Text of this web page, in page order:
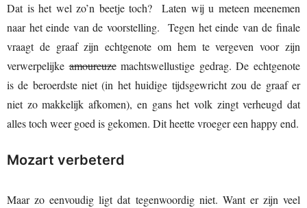
Dat is het wel zo’n beetje toch? Laten wij u meteen meenemen
naar het einde van de voorstelling. Tegen het einde van de finale
vraagt de graaf zijn echtgenote om hem te vergeven voor zijn
verwerpelijkeamoureuzemachtswellustige gedrag. De echtgenote
is de beroerdste niet (in het huidige tijdsgewricht zou de graaf er
niet zo makkelijk afkomen), en gans het volk zingt verheugd dat
alles toch weer goed is gekomen. Dit heette vroeger een happy end.
Mozart verbeterd
Maar zo eenvoudig ligt dat tegenwoordig niet. Want er zijn veel